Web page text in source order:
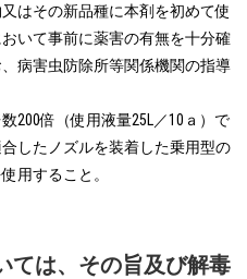
はその新品種に本剤を初めて使
いて事前に薬害の有無を十分確
病害虫防除所等関係機関の指導
200倍（使用液量25L／10ａ）で
したノズルを装着した乗用型の
用すること。
ては、その旨及び解毒